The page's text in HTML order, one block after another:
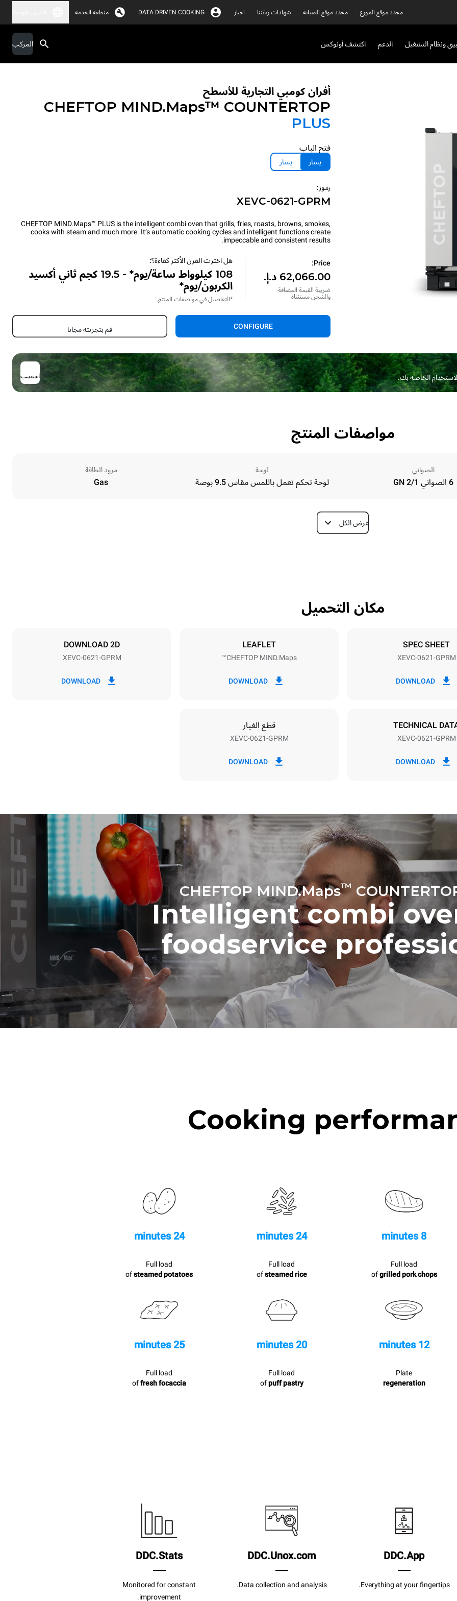
محدد موقع الموزع محدد موقع الصيانة شهادات زبائننا اخبار DATA DRIVEN COOKING منطقة الخدمة
ونظام التشغيل الدعم اكتشف أونوكس المركب
أفران كومبي التجارية للأسطح
CHEFTOP MIND.Maps™ COUNTERTOP
PLUS
فتح الباب
يسار يسار
رموز:
XEVC-0621-GPRM
CHEFTOP MIND.Maps™ PLUS is the intelligent combi oven that grills, fries, roasts, browns, smokes,
cooks with steam and much more. It’s automatic cooking cycles and intelligent functions create
impeccable and consistent results.
Price:
ضريبة القيمة المضافة
والشحن مستثناة
هل اخترت الفرن الأكثر كفاءة؟:
108 كيلوواط ساعة/يوم* - 19.5 كجم ثاني أكسيد
الكربون/يوم*
*التفاصيل في مواصفات المنتج.
CONFIGURE قم بتجربته مجانا
الخاصة بك. احسب
مواصفات المنتج
الصواني
6 الصواني GN 2/1
لوحة
لوحة تحكم تعمل باللمس مقاس 9.5 بوصة
مزود الطاقة
Gas
Depth
Tray size
الطاقة في الشبكة المتصلة بها؛ ويمكن إبطالها
باختيار شراء الطاقة المولدة من مصادر متجددة.
لا توجد بيانات متاحة لحساب الانبعاثات غير
المباشرة المتعلقة بإمدادات الغاز.
مصادر: Greenhouse Gas Protocol
Estimated assuming the following
washing programs (52
عرض الكل
مكان التحميل
SPEC SHEET
XEVC-0621-GPRM
DOWNLOAD
LEAFLET
CHEFTOP MIND.Maps™
DOWNLOAD
DOWNLOAD 2D
XEVC-0621-GPRM
DOWNLOAD
TECHNICAL
XEVC-0621-GPRM
DOWNLOAD
قطع الغيار
XEVC-0621-GPRM
DOWNLOAD
CHEFTOP MIND.Maps™
Intelligent combi
foodservice
Cooking
8 minutes
Full load
ofgrilled pork chops
24 minutes
Full load
ofsteamed rice
24 minutes
Full load
ofsteamed potatoes
12 minutes
Plate
regeneration
20 minutes
Full load
ofpuff pastry
25 minutes
Full load
offresh focaccia
DDC.App
Everything at your fingertips.
DDC.Unox.com
Data collection and analysis.
DDC.Stats
Monitored for constant
improvement.